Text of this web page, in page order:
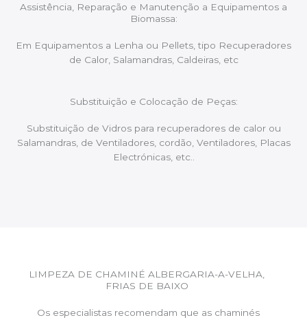
Assistência, Reparação e Manutenção a Equipamentos a
Biomassa:
Em Equipamentos a Lenha ou Pellets, tipo Recuperadores
de Calor, Salamandras, Caldeiras, etc
Substituição e Colocação de Peças:
Substituição de Vidros para recuperadores de calor ou
Salamandras, de Ventiladores, cordão, Ventiladores, Placas
Electrónicas, etc..
LIMPEZA DE CHAMINÉ ALBERGARIA-A-VELHA,
FRIAS DE BAIXO
Os especialistas recomendam que as chaminés